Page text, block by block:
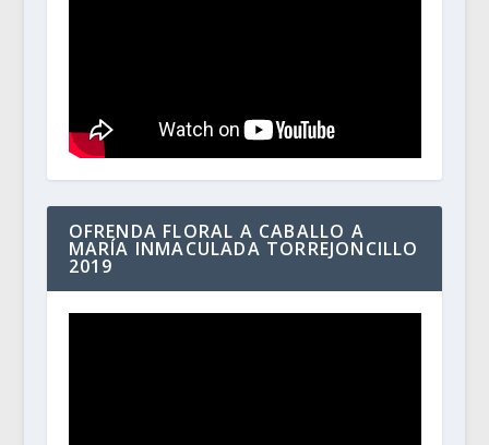
OFRENDA FLORAL A CABALLO A
MARÍA INMACULADA TORREJONCILLO
2019